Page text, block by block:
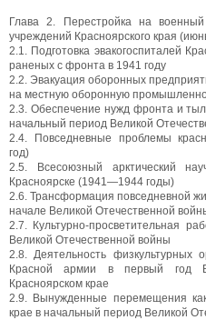
Глава 2. Перестройка на
учреждений Красноярского края
2.1. Подготовка эвакогоспиталей
раненых с фронта в 1941 году
2.2. Эвакуация оборонных
на местную оборонную
2.3. Обеспечение нужд фронта и
начальный период Великой
2.4. Повседневные проблемы
год)
2.5. Всесоюзный арктический
Красноярске (1941—1944 годы)
2.6. Трансформация повседневной
начале Великой Отечественной
2.7. Культурно-просветительная
Великой Отечественной войны
2.8. Деятельность физкультурных
Красной армии в первый год
Красноярском крае
2.9. Вынужденные перемещения
крае в начальный период Великой